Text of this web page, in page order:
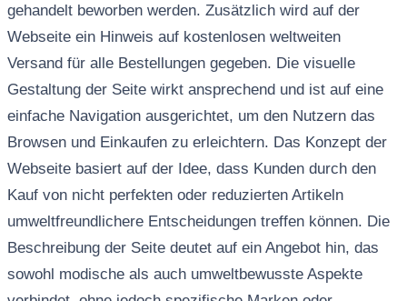
gehandelt beworben werden. Zusätzlich wird auf der
Webseite ein Hinweis auf kostenlosen weltweiten
Versand für alle Bestellungen gegeben. Die visuelle
Gestaltung der Seite wirkt ansprechend und ist auf eine
einfache Navigation ausgerichtet, um den Nutzern das
Browsen und Einkaufen zu erleichtern. Das Konzept der
Webseite basiert auf der Idee, dass Kunden durch den
Kauf von nicht perfekten oder reduzierten Artikeln
umweltfreundlichere Entscheidungen treffen können. Die
Beschreibung der Seite deutet auf ein Angebot hin, das
sowohl modische als auch umweltbewusste Aspekte